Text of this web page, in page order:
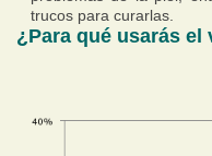
trucos para curarlas.
¿Para qué usarás el